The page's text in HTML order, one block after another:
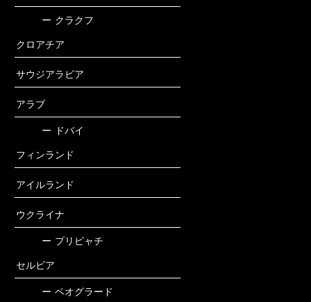
ー クラクフ
クロアチア
サウジアラビア
アラブ
ー ドバイ
フィンランド
アイルランド
ウクライナ
ー プリピャチ
セルビア
ー ベオグラード